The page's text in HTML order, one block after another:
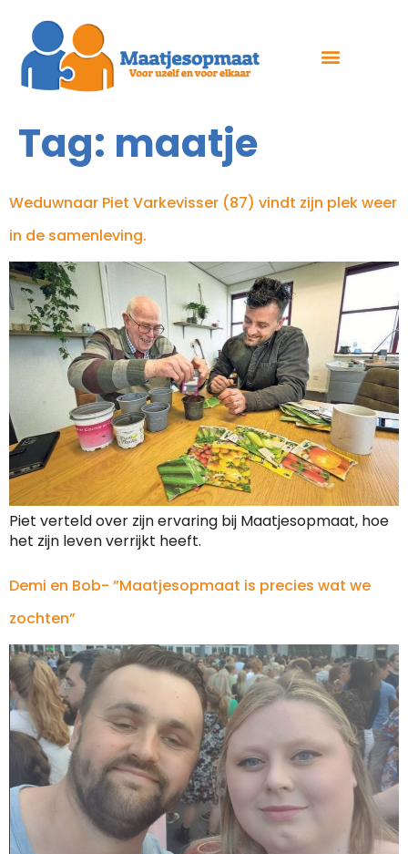
Tag: maatje
Weduwnaar Piet Varkevisser (87) vindt zijn plek weer
in de samenleving.
Piet verteld over zijn ervaring bij Maatjesopmaat, hoe
het zijn leven verrijkt heeft.
Demi en Bob- ”Maatjesopmaat is precies wat we
zochten”